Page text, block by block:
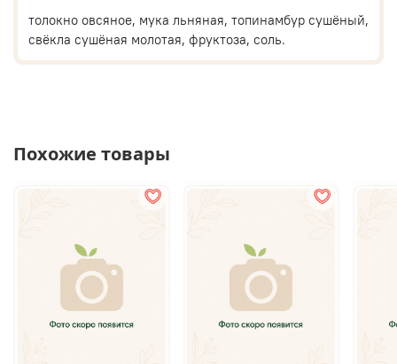
толокно овсяное, мука льняная, топинамбур сушёный,
свёкла сушёная молотая, фруктоза, соль.
Похожие товары